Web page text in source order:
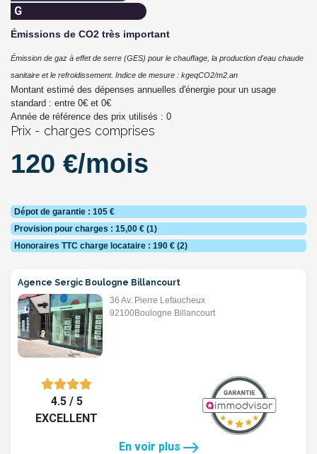
G
Émissions de CO2 très important
Émission de gaz à effet de serre (GES) pour le chauffage, la production d'eau chaude
sanitaire et le refroidissement. Indice de mesure : kgeqCO2/m2.an
Montant estimé des dépenses annuelles d'énergie pour un usage
standard : entre 0€ et 0€
Année de référence des prix utilisés : 0
Prix - charges comprises
120 €/mois
Dépot de garantie : 105 €
Provision pour charges : 15,00 € (1)
Honoraires TTC charge locataire : 190 € (2)
Agence Sergic Boulogne Billancourt
36 Av. Pierre Lefaucheux
92100Boulogne Billancourt
4.5 / 5
EXCELLENT
En voir plus